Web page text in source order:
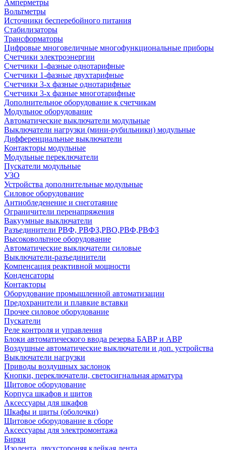
Амперметры
Вольтметры
Источники бесперебойного питания
Стабилизаторы
Трансформаторы
Цифровые многовеличные многофункциональные приборы
Счетчики электроэнергии
Счетчики 1-фазные однотарифные
Счетчики 1-фазные двухтарифные
Счетчики 3-х фазные однотарифные
Счетчики 3-х фазные многотарифные
Дополнительное оборудование к счетчикам
Модульное оборудование
Автоматические выключатели модульные
Выключатели нагрузки (мини-рубильники) модульные
Дифференциальные выключатели
Контакторы модульные
Модульные переключатели
Пускатели модульные
УЗО
Устройства дополнительные модульные
Силовое оборудование
Антиобледенение и снеготаяние
Ограничители перенапряжения
Вакуумные выключатели
Разъединители РВФ, РВФЗ,РВО,РВФ,РВФЗ
Высоковольтное оборудование
Автоматические выключатели cиловые
Выключатели-разъединители
Компенсация реактивной мощности
Конденсаторы
Контакторы
Оборудование промышленной автоматизации
Предохранители и плавкие вставки
Прочее силовое оборудование
Пускатели
Реле контроля и управления
Блоки автоматического ввода резерва БАВР и АВР
Воздушные автоматические выключатели и доп. устройства
Выключатели нагрузки
Приводы воздушных заслонок
Кнопки, переключатели, светосигнальная арматура
Щитовое оборудование
Корпуса шкафов и щитов
Аксессуары для шкафов
Шкафы и щиты (оболочки)
Щитовое оборудование в сборе
Аксессуары для электромонтажа
Бирки
Изолента, двухстороняя клейкая лента